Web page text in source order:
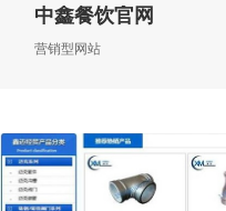
中鑫餐饮官网
营销型网站